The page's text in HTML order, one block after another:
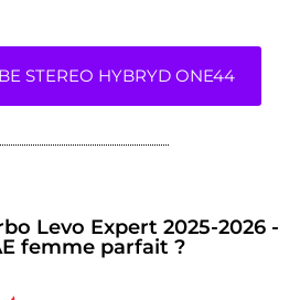
STEREO HYBRYD ONE44
Levo Expert 2025-2026 -
femme parfait ?